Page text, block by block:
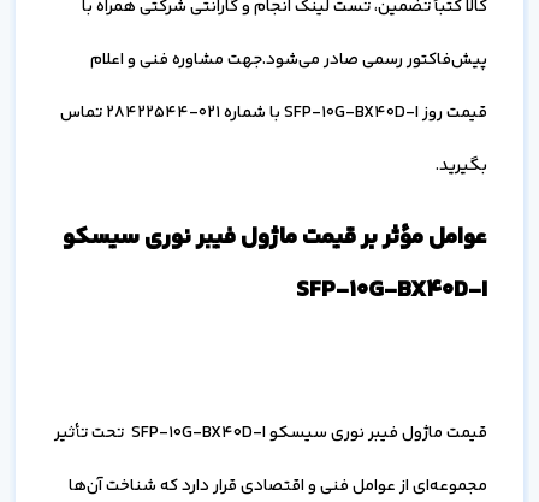
کالا کتباً تضمین، تست لینک انجام و گارانتی شرکتی همراه با
پیش‌فاکتور رسمی صادر می‌شود.جهت مشاوره فنی و اعلام
قیمت روز SFP-10G-BX40D-I با شماره ۰۲۱-۲۸۴۲۲۵۴۴ تماس
بگیرید.
عوامل مؤثر بر قیمت ماژول فیبر نوری سیسکو
SFP-10G-BX40D-I
قیمت ماژول فیبر نوری سیسکو SFP-10G-BX40D-I تحت تأثیر
مجموعه‌ای از عوامل فنی و اقتصادی قرار دارد که شناخت آن‌ها